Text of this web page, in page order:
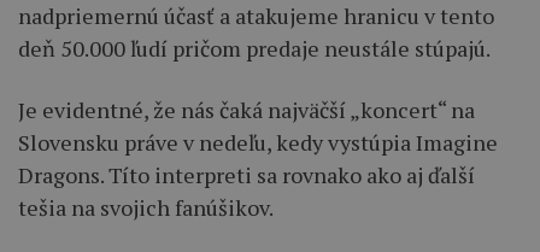
nadpriemernú účasť a atakujeme hranicu v tento
deň 50.000 ľudí pričom predaje neustále stúpajú.
Je evidentné, že nás čaká najväčší „koncert“ na
Slovensku práve v nedeľu, kedy vystúpia Imagine
Dragons. Títo interpreti sa rovnako ako aj ďalší
tešia na svojich fanúšikov.